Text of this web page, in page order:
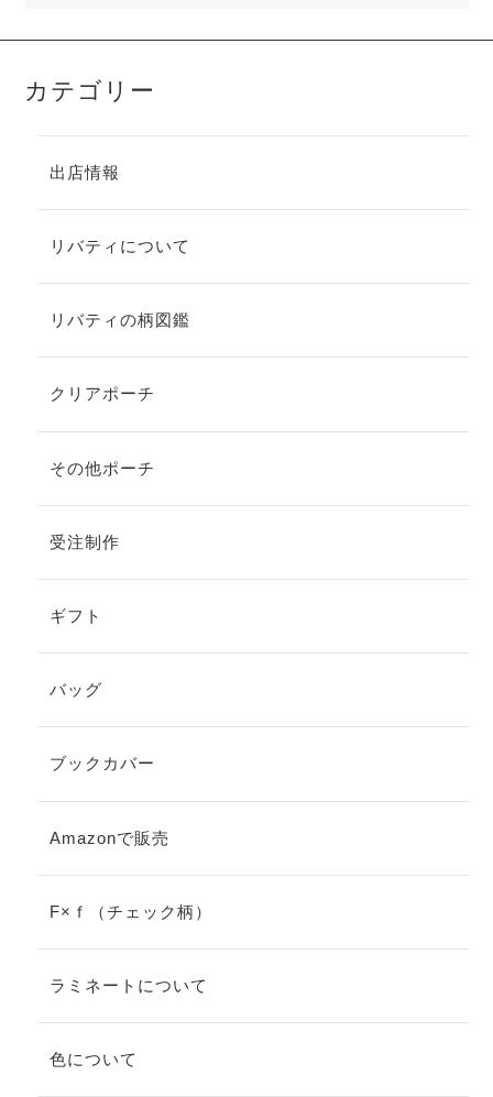
カテゴリー
出店情報
リバティについて
リバティの柄図鑑
クリアポーチ
その他ポーチ
受注制作
ギフト
バッグ
ブックカバー
Amazonで販売
F×ｆ（チェック柄）
ラミネートについて
色について